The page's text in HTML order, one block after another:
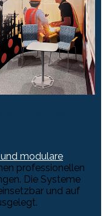
modulare
professionellen
Die Systeme
und auf